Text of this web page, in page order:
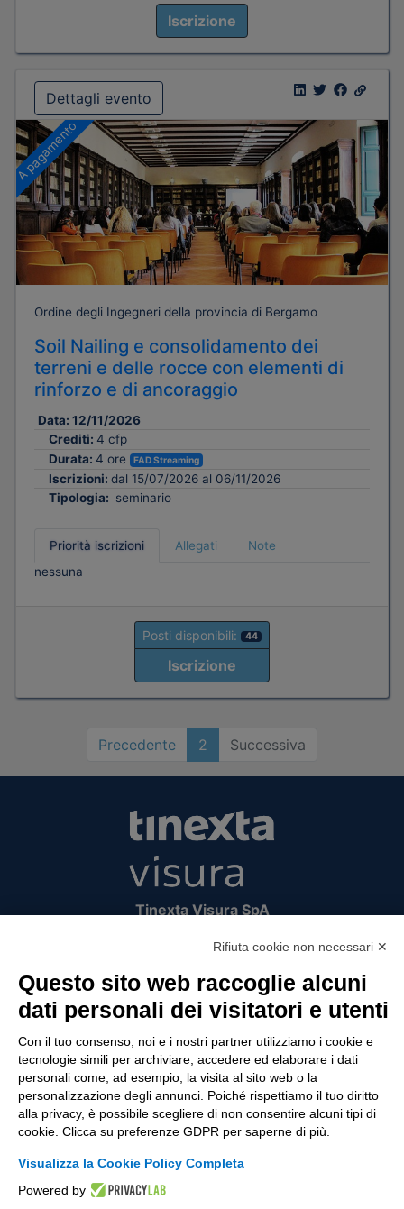
Iscrizione
Dettagli evento
A pagamento
Ordine degli Ingegneri della provincia di Bergamo
Soil Nailing e consolidamento dei
terreni e delle rocce con elementi di
rinforzo e di ancoraggio
Data: 12/11/2026
Crediti: 4 cfp
Durata: 4 ore FAD Streaming
Iscrizioni: dal 15/07/2026 al 06/11/2026
Tipologia: seminario
Priorità iscrizioni Allegati
Note
nessuna
Posti disponibili: 44
Iscrizione
Precedente 2 Successiva
Tinexta Visura SpA
Società con Socio Unico
Società soggetta alla direzione e coordinamento
di Tinexta SpA
P.IVA 05338771008 REA n. 877679
UTILITÀ
Recupero Password
Verifica attestato di presenza
POLICIES AND TERMS
Rifiuta cookie non necessari ✕
Questo sito web raccoglie alcuni
dati personali dei visitatori e utenti
Con il tuo consenso, noi e i nostri partner utilizziamo i cookie e
tecnologie simili per archiviare, accedere ed elaborare i dati
personali come, ad esempio, la visita al sito web o la
personalizzazione degli annunci. Poiché rispettiamo il tuo diritto
alla privacy, è possibile scegliere di non consentire alcuni tipi di
cookie. Clicca su preferenze GDPR per saperne di più.
Visualizza la Cookie Policy Completa
Powered by